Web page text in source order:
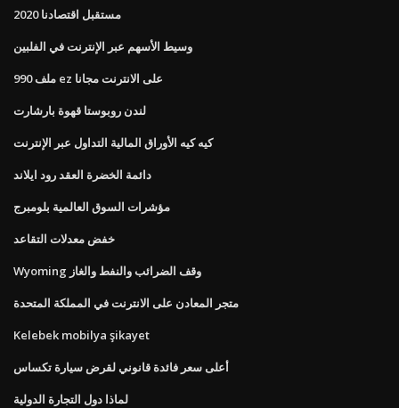
مستقبل اقتصادنا 2020
وسيط الأسهم عبر الإنترنت في الفلبين
ملف 990 ez على الانترنت مجانا
لندن روبوستا قهوة بارشارت
كيه كيه الأوراق المالية التداول عبر الإنترنت
دائمة الخضرة العقد رود ايلاند
مؤشرات السوق العالمية بلومبرج
خفض معدلات التقاعد
Wyoming وقف الضرائب والنفط والغاز
متجر المعادن على الانترنت في المملكة المتحدة
Kelebek mobilya şikayet
أعلى سعر فائدة قانوني لقرض سيارة تكساس
لماذا دول التجارة الدولية